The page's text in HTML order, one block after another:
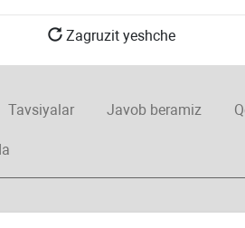
Zagruzit yeshche
Tavsiyalar Javob beramiz